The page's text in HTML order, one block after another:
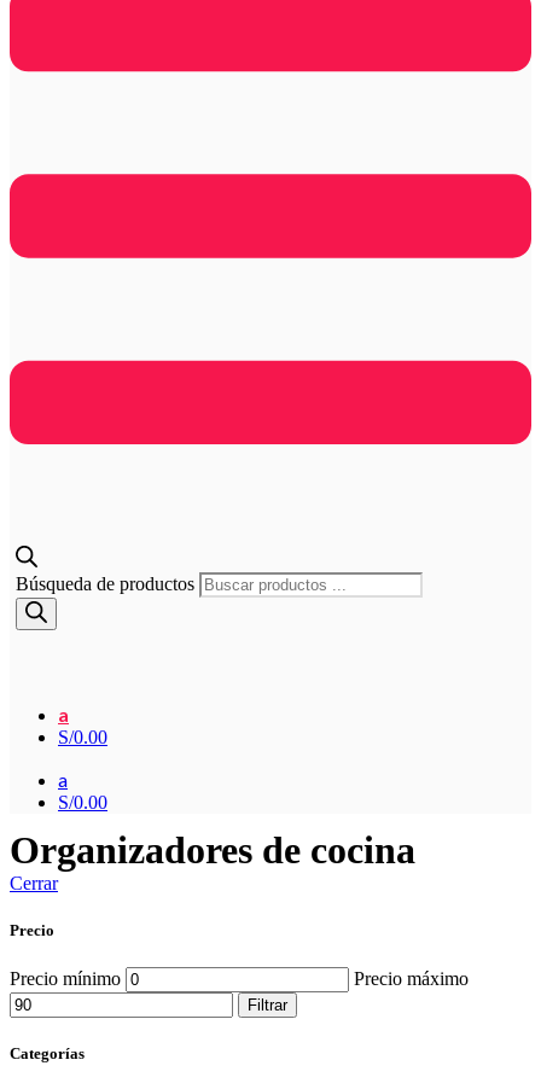
Búsqueda de productos
a
S/0.00
a
S/0.00
Organizadores de cocina
Cerrar
Precio
Precio mínimo Precio máximo
Filtrar
Categorías